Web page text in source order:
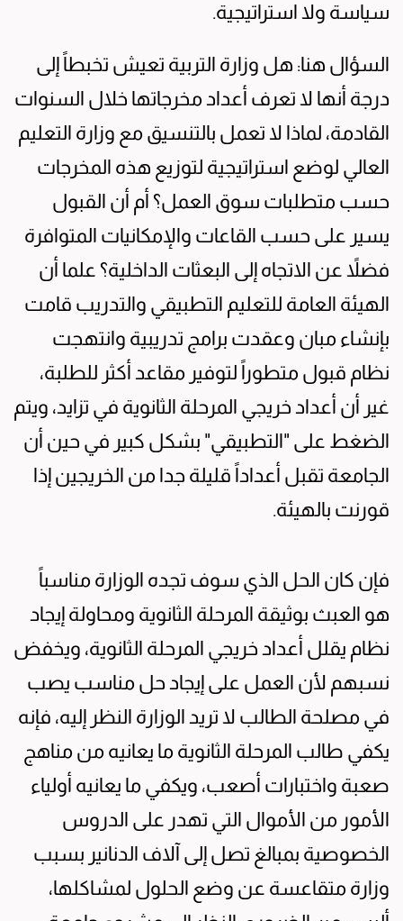
سياسة ولا استراتيجية.
السؤال هنا: هل وزارة التربية تعيش تخبطاً إلى
درجة أنها لا تعرف أعداد مخرجاتها خلال السنوات
القادمة، لماذا لا تعمل بالتنسيق مع وزارة التعليم
العالي لوضع استراتيجية لتوزيع هذه المخرجات
حسب متطلبات سوق العمل؟ أم أن القبول
يسير على حسب القاعات والإمكانيات المتوافرة
فضلاً عن الاتجاه إلى البعثات الداخلية؟ علما أن
الهيئة العامة للتعليم التطبيقي والتدريب قامت
بإنشاء مبان وعقدت برامج تدريبية وانتهجت
نظام قبول متطوراً لتوفير مقاعد أكثر للطلبة،
غير أن أعداد خريجي المرحلة الثانوية في تزايد، ويتم
الضغط على "التطبيقي" بشكل كبير في حين أن
الجامعة تقبل أعداداً قليلة جدا من الخريجين إذا
قورنت بالهيئة.
فإن كان الحل الذي سوف تجده الوزارة مناسباً
هو العبث بوثيقة المرحلة الثانوية ومحاولة إيجاد
نظام يقلل أعداد خريجي المرحلة الثانوية، ويخفض
نسبهم لأن العمل على إيجاد حل مناسب يصب
في مصلحة الطالب لا تريد الوزارة النظر إليه، فإنه
يكفي طالب المرحلة الثانوية ما يعانيه من مناهج
صعبة واختبارات أصعب، ويكفي ما يعانيه أولياء
الأمور من الأموال التي تهدر على الدروس
الخصوصية بمبالغ تصل إلى آلاف الدنانير بسبب
وزارة متقاعسة عن وضع الحلول لمشاكلها،